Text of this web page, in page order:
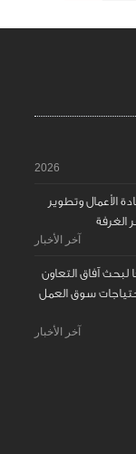
2026
الأعمال وتطوير
الغرفة
آخر الأخبار
آفاق التعاون
سوق العمل
آخر الأخبار